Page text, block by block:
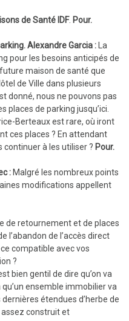
de Santé IDF. Pour.
Alexandre Garcia :
La
pour les besoins anticipés de
maison de santé que
de Ville dans plusieurs
donné, nous ne pouvons pas
places de parking jusqu’ici.
Berteaux est rare, où iront
ces places ? En attendant
à les utiliser ? Pour.
: Malgré les nombreux points
modifications appellent
de retournement et de places
l’abandon de l’accès direct
compatible avec vos
?
bien gentil de dire qu’on va
ensemble immobilier va
étendues d’herbe de
construit et